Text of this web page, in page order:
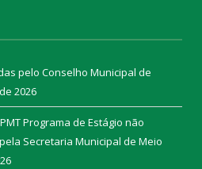
pelo Conselho Municipal de
2026
Programa de Estágio não
Secretaria Municipal de Meio